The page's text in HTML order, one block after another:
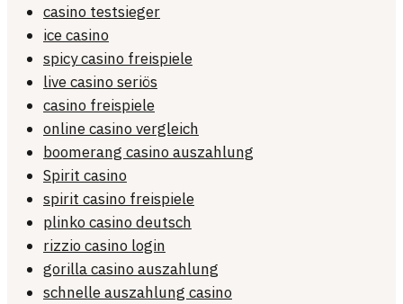
casino testsieger
ice casino
spicy casino freispiele
live casino seriös
casino freispiele
online casino vergleich
boomerang casino auszahlung
Spirit casino
spirit casino freispiele
plinko casino deutsch
rizzio casino login
gorilla casino auszahlung
schnelle auszahlung casino